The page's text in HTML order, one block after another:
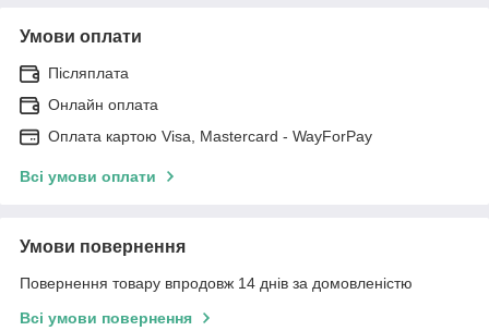
Умови оплати
Післяплата
Онлайн оплата
Оплата картою Visa, Mastercard - WayForPay
Всі умови оплати
Умови повернення
Повернення товару впродовж 14 днів за домовленістю
Всі умови повернення